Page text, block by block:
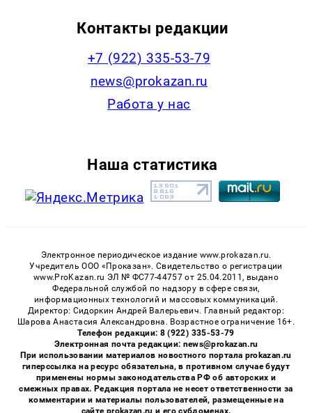
Контакты редакции
+7 (922) 335-53-79
news@prokazan.ru
Работа у нас
Наша статистика
Электронное периодическое издание www.prokazan.ru.
Учредитель ООО «Проказан». Cвидетельство о регистрации
www.ProKazan.ru ЭЛ № ФС77-44757 от 25.04.2011, выдано
Федеральной службой по надзору в сфере связи,
информационных технологий и массовых коммуникаций.
Директор: Сидоркин Андрей Валерьевич. Главный редактор:
Шарова Анастасия Александровна. Возрастное ограничение 16+.
Телефон редакции: 8 (922) 335-53-79
Электронная почта редакции: news@prokazan.ru
При использовании материалов новостного портала prokazan.ru
гиперссылка на ресурс обязательна, в противном случае будут
применены нормы законодательства РФ об авторских и
смежных правах. Редакция портала не несет ответственности за
комментарии и материалы пользователей, размещенные на
сайте prokazan.ru и его субдоменах.